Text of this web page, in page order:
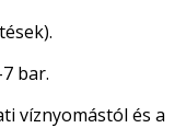
7 bar.
víznyomástól és a